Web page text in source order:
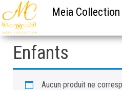
Meia Collection
Enfants
Aucun produit ne